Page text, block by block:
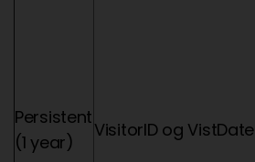
Persistent
(1 year)
VisitorID og VistDate